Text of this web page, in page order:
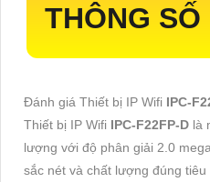
THÔNG SỐ
Đánh giá Thiết bị IP Wifi IPC-
Thiết bị IP Wifi IPC-F22FP-D là
lượng với độ phân giải 2.0
sắc nét và chất lượng đúng